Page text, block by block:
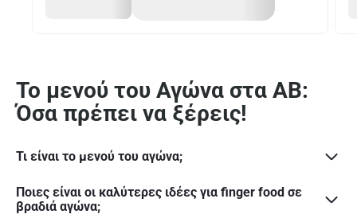
Το μενού του Αγώνα στα ΑΒ:
Όσα πρέπει να ξέρεις!
Τι είναι το μενού του αγώνα;
Ποιες είναι οι καλύτερες ιδέες για finger food σε
βραδιά αγώνα;